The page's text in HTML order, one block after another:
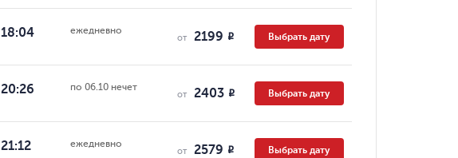
18:04 ежедневно
от 2199 R Выбрать дату
20:26 по 06.10 нечет
от 2403 R Выбрать дату
21:12 ежедневно
от 2579 R Выбрать дату